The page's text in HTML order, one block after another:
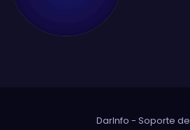
DarInfo - Soporte de